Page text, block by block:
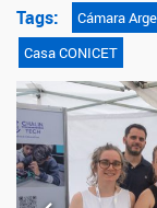
Tags:
Cámara
Casa CONICET